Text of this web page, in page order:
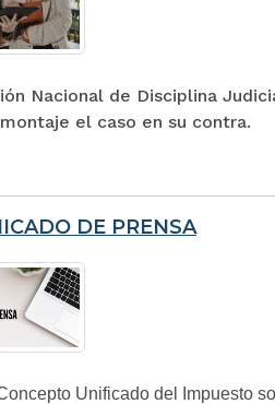
Nacional de Disciplina
el caso en su contra.
DE PRENSA
Unificado del Impuesto